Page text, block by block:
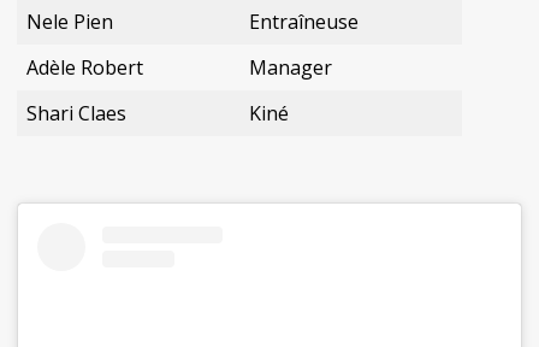
Nele Pien
Entraîneuse
Adèle Robert
Manager
Shari Claes
Kiné